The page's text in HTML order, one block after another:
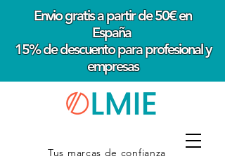
Envio gratis a partir de 50€ en
España
15% de descuento para profesional y
empresas
Tus marcas de confianza